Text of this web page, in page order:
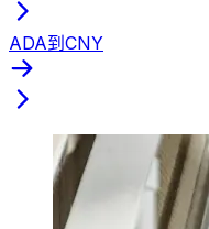
ADA到CNY